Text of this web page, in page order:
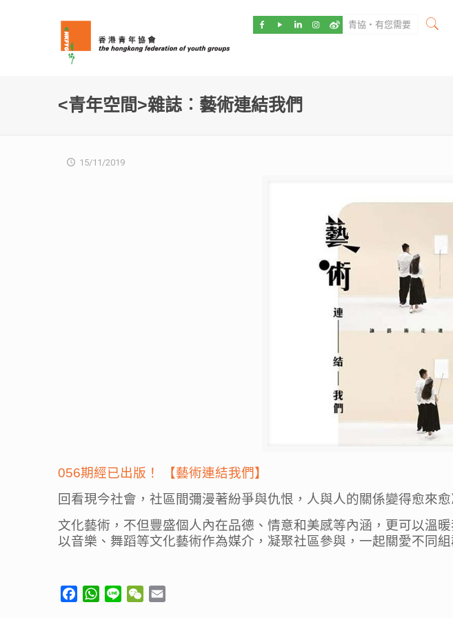
<青年空間>雜誌︰藝術連結我們
15/11/2019
056期經已出版！ 【藝術連結我們】
回看現今社會，社區間彌漫著紛爭與仇恨，人與人的關係變得愈來愈
文化藝術，不但豐盛個人內在品德、情意和美感等內涵，更可以溫
以音樂、舞蹈等文化藝術作為媒介，凝聚社區參與，一起關愛不同
FacebookWhatsApp
Line WeChat